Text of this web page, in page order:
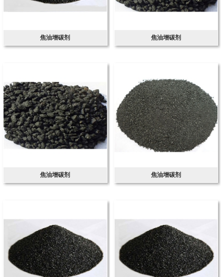
焦油增碳剂 焦油增碳剂
焦油增碳剂 焦油增碳剂